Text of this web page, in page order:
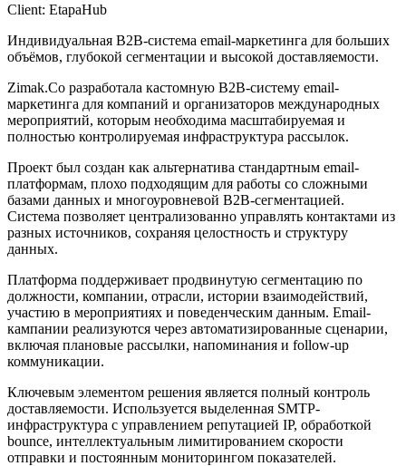
Client: EtapaHub
Индивидуальная B2B-система email-маркетинга для больших
объёмов, глубокой сегментации и высокой доставляемости.
Zimak.Co разработала кастомную B2B-систему email-
маркетинга для компаний и организаторов международных
мероприятий, которым необходима масштабируемая и
полностью контролируемая инфраструктура рассылок.
Проект был создан как альтернатива стандартным email-
платформам, плохо подходящим для работы со сложными
базами данных и многоуровневой B2B-сегментацией.
Система позволяет централизованно управлять контактами из
разных источников, сохраняя целостность и структуру
данных.
Платформа поддерживает продвинутую сегментацию по
должности, компании, отрасли, истории взаимодействий,
участию в мероприятиях и поведенческим данным. Email-
кампании реализуются через автоматизированные сценарии,
включая плановые рассылки, напоминания и follow-up
коммуникации.
Ключевым элементом решения является полный контроль
доставляемости. Используется выделенная SMTP-
инфраструктура с управлением репутацией IP, обработкой
bounce, интеллектуальным лимитированием скорости
отправки и постоянным мониторингом показателей.